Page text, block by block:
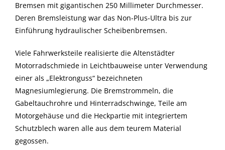
Bremsen mit gigantischen 250 Millimeter Durchmesser.
Deren Bremsleistung war das Non-Plus-Ultra bis zur
Einführung hydraulischer Scheibenbremsen.
Viele Fahrwerksteile realisierte die Altenstädter
Motorradschmiede in Leichtbauweise unter Verwendung
einer als „Elektronguss“ bezeichneten
Magnesiumlegierung. Die Bremstrommeln, die
Gabeltauchrohre und Hinterradschwinge, Teile am
Motorgehäuse und die Heckpartie mit integriertem
Schutzblech waren alle aus dem teurem Material
gegossen.